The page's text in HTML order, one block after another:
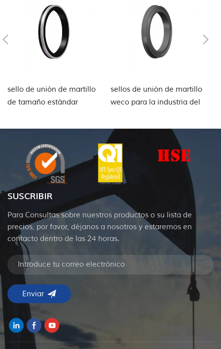
sello de unión de martillo
de tamaño estándar
sellos de unión de martillo
weco para la industria del
SUSCRIBIR
Para Consultas sobre nuestros productos o su lista de
precios, por favor, déjanos a nosotros y estaremos en
contacto dentro de las 24 horas.